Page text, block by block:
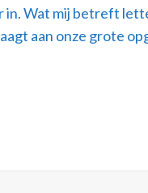
Wat mij betreft
aan onze grote